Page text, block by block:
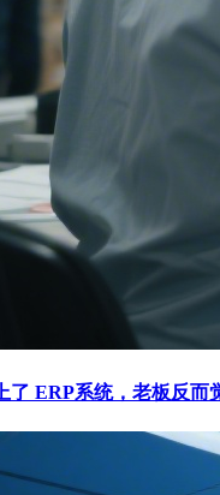
了 ERP系统，老板反而